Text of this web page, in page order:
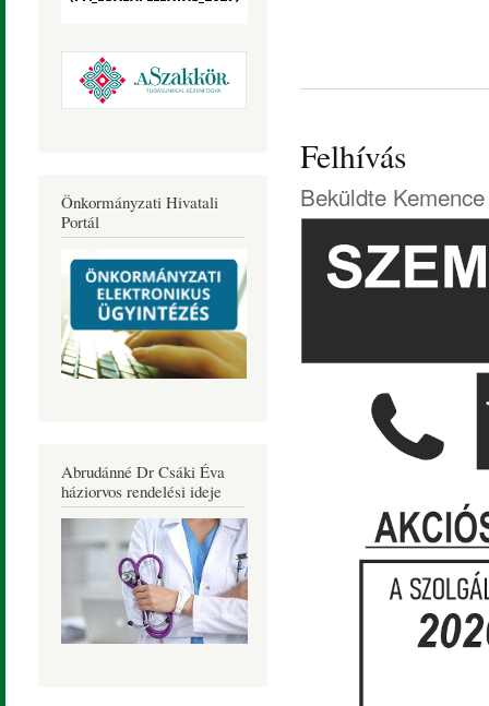
Önkormányzati Hivatali
Portál
Abrudánné Dr Csáki Éva
háziorvos rendelési ideje
Felhívás
Beküldte